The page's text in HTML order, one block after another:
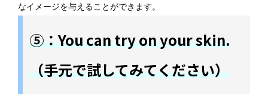
なイメージを与えることができます。
⑤：You can try on your skin.
（手元で試してみてください）